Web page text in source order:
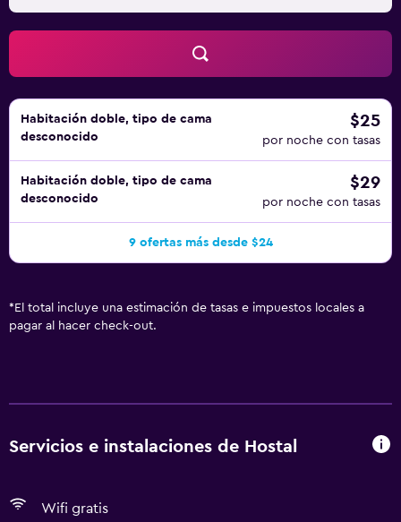
Habitación doble, tipo de cama
desconocido
$25
por noche con tasas
Habitación doble, tipo de cama
desconocido
$29
por noche con tasas
9 ofertas más desde $24
* El total incluye una estimación de tasas e impuestos locales a
pagar al hacer check-out.
Servicios e instalaciones de Hostal
Wifi gratis